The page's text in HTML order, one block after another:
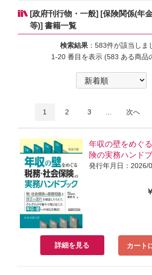
[政府刊行物・一般] [保険関係(年
等)] 書籍一覧
検索結果 ：583件が該当しま
1-20 番目を表示 (583 ある商品
1 2 3 次へ
年収の壁をめぐ
険の実務ハンド
発行年月日：2026/
詳細を見る カート